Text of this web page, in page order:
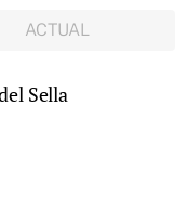
ACTUAL
Sella